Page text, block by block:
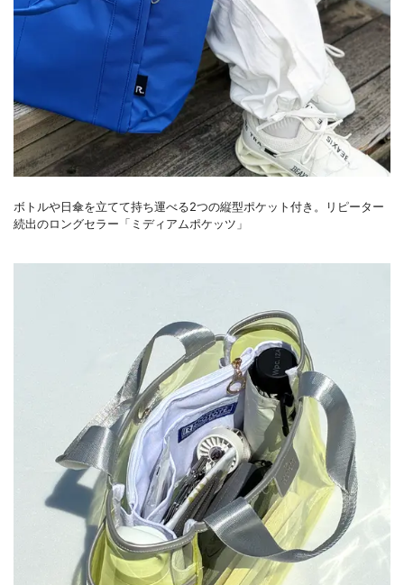
ボトルや日傘を立てて持ち運べる2つの縦型ポケット付き。リピーター
続出のロングセラー「ミディアムポケッツ」